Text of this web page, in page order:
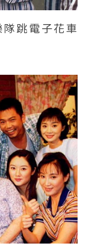
跳電子花車